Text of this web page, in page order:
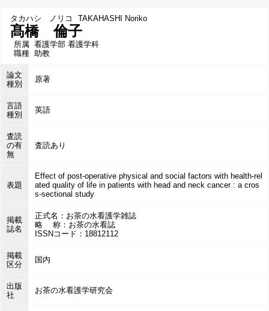
タカハシ ノリコ TAKAHASHI Noriko
髙橋 倫子
所属 看護学部 看護学科
職種 助教
論文
種別
原著
言語
種別
英語
査読
の有
無
査読あり
表題
Effect of post-operative physical and social factors with health-rel
ated quality of life in patients with head and neck cancer : a cros
s-sectional study
掲載
誌名
正式名：お茶の水看護学雑誌
略 称：お茶の水看誌
ISSNコード：18812112
掲載
区分
国内
出版
社
お茶の水看護学研究会